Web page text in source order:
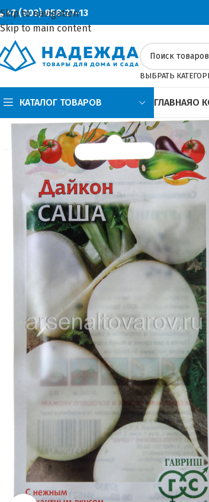
Skip to navigation
Skip to main content
+7 (903) 858-27-13
ВЫБРАТЬ
КАТАЛОГ ТОВАРОВ ГЛАВНАЯО